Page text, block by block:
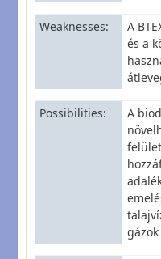
Weaknesses
A
és a
Possibilities
A